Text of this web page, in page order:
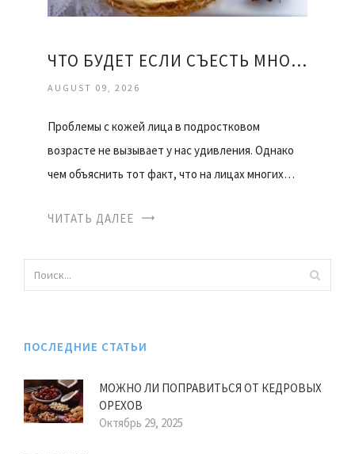
ЧТО БУДЕТ ЕСЛИ СЪЕСТЬ МНОГО КЕДРОВЫХ ОРЕХОВ
AUGUST 09, 2026
Проблемы с кожей лица в подростковом
возрасте не вызывает у нас удивления. Однако
чем объяснить тот факт, что на лицах многих…
ЧИТАТЬ ДАЛЕЕ
ПОСЛЕДНИЕ СТАТЬИ
МОЖНО ЛИ ПОПРАВИТЬСЯ ОТ КЕДРОВЫХ
ОРЕХОВ
Октябрь 29, 2025